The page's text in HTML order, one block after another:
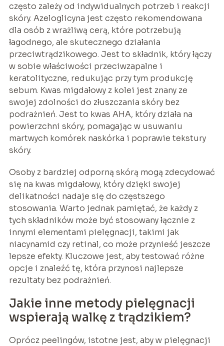
często zależy od indywidualnych potrzeb i reakcji
skóry. Azeloglicyna jest często rekomendowana
dla osób z wrażliwą cerą, które potrzebują
łagodnego, ale skutecznego działania
przeciwtrądzikowego. Jest to składnik, który łączy
w sobie właściwości przeciwzapalne i
keratolityczne, redukując przy tym produkcję
sebum. Kwas migdałowy z kolei jest znany ze
swojej zdolności do złuszczania skóry bez
podrażnień. Jest to kwas AHA, który działa na
powierzchni skóry, pomagając w usuwaniu
martwych komórek naskórka i poprawie tekstury
skóry.
Osoby z bardziej odporną skórą mogą zdecydować
się na kwas migdałowy, który dzięki swojej
delikatności nadaje się do częstszego
stosowania. Warto jednak pamiętać, że każdy z
tych składników może być stosowany łącznie z
innymi elementami pielęgnacji, takimi jak
niacynamid czy retinal, co może przynieść jeszcze
lepsze efekty. Kluczowe jest, aby testować różne
opcje i znaleźć tę, która przynosi najlepsze
rezultaty bez podrażnień.
Jakie inne metody pielęgnacji
wspierają walkę z trądzikiem?
Oprócz peelingów, istotne jest, aby w pielęgnacji